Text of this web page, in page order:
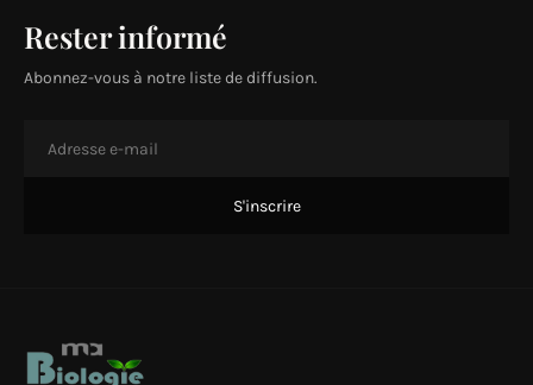
Rester informé
Abonnez-vous à notre liste de diffusion.